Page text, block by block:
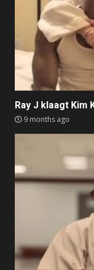
Ray J klaagt Kim
9 months ago